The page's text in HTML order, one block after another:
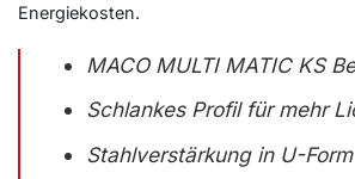
Energiekosten.
MACO MULTI MATIC KS
Schlankes Profil für mehr
Stahlverstärkung in U-Form